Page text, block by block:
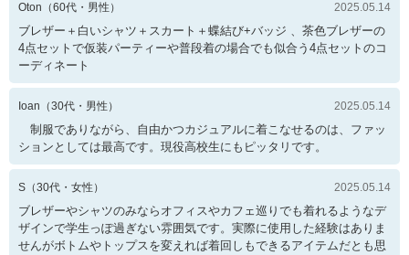
Oton （60代・ 男性 ） 2025.05.14
ブレザー＋白いシャツ＋スカート＋蝶結び+バッジ 、茶色ブレザーの
4点セットで仮装パーティーや普段着の場合でも似合う4点セットのコ
ーディネート
Ioan （30代・ 男性 ） 2025.05.14
制服でありながら、自由かつカジュアルに着こなせるのは、ファッ
ションとしては最高です。現役高校生にもピッタリです。
S （30代・ 女性 ） 2025.05.14
ブレザーやシャツのみならオフィスやカフェ巡りでも着れるようなデ
ザインで学生っぽ過ぎない雰囲気です。実際に使用した経験はありま
せんがボトムやトップスを変えれば着回しもできるアイテムだとも思